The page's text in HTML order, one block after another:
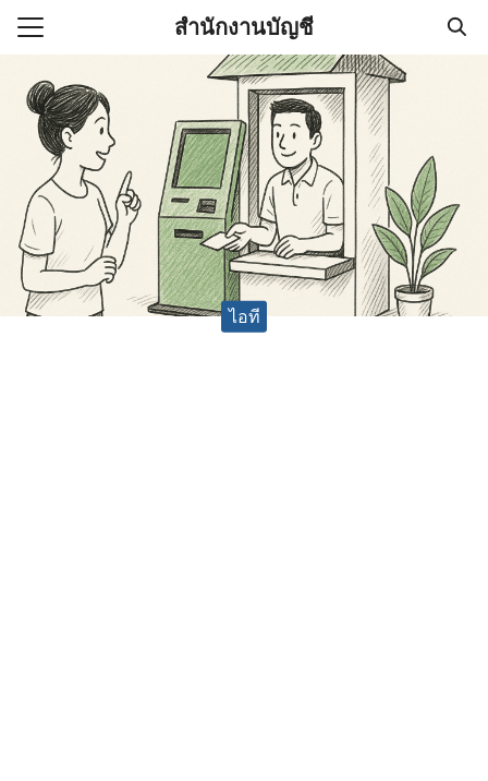
Skip
สำนักงานบัญชี
(ไม่มีชื่อ)
านบัญชี (Accounting
ช่วยสำคัญในการบริหาร
for:
ไอที